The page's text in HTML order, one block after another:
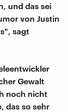
und das sei
von Justin
sagt
Gewalt
noch nicht
das so sehr